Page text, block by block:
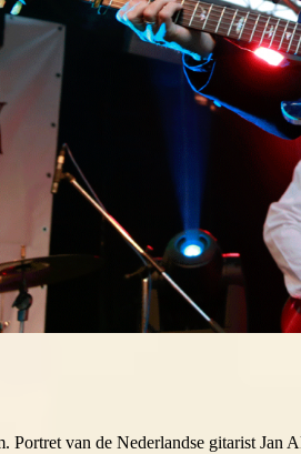
Portret van de Nederlandse gitarist Jan